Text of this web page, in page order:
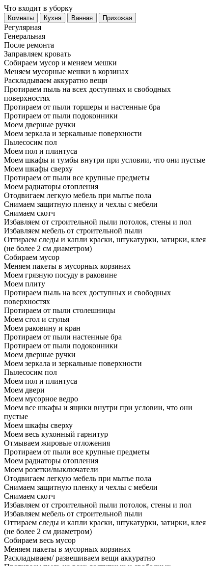
Что входит в уборку
Регу­лярная
Гене­ральная
После ремонта
Заправляем кровать
Собираем мусор и меняем мешки
Меняем мусорные мешки в корзинах
Раскладываем аккуратно вещи
Протираем пыль на всех доступных и свободных
поверхностях
Протираем от пыли торшеры и настенные бра
Протираем от пыли подоконники
Моем дверные ручки
Моем зеркала и зеркальные поверхности
Пылесосим пол
Моем пол и плинтуса
Моем шкафы и тумбы внутри при условии, что они пустые
Моем шкафы сверху
Протираем от пыли все крупные предметы
Моем радиаторы отопления
Отодвигаем легкую мебель при мытье пола
Снимаем защитную пленку и чехлы с мебели
Снимаем скотч
Избавляем от строительной пыли потолок, стены и пол
Избавляем мебель от строительной пыли
Оттираем следы и капли краски, штукатурки, затирки, клея
(не более 2 см диаметром)
Собираем мусор
Меняем пакеты в мусорных корзинах
Моем грязную посуду в раковине
Моем плиту
Протираем пыль на всех доступных и свободных
поверхностях
Протираем от пыли столешницы
Моем стол и стулья
Моем раковину и кран
Протираем от пыли настенные бра
Протираем от пыли подоконники
Моем дверные ручки
Моем зеркала и зеркальные поверхности
Пылесосим пол
Моем пол и плинтуса
Моем двери
Моем мусорное ведро
Моем все шкафы и ящики внутри при условии, что они
пустые
Моем шкафы сверху
Моем весь кухонный гарнитур
Отмываем жировые отложения
Протираем от пыли все крупные предметы
Моем радиаторы отопления
Моем розетки/выключатели
Отодвигаем легкую мебель при мытье пола
Снимаем защитную пленку и чехлы с мебели
Снимаем скотч
Избавляем от строительной пыли потолок, стены и пол
Избавляем мебель от строительной пыли
Оттираем следы и капли краски, штукатурки, затирки, клея
(не более 2 см диаметром)
Собираем весь мусор
Меняем пакеты в мусорных корзинах
Раскладываем/ развешиваем вещи аккуратно